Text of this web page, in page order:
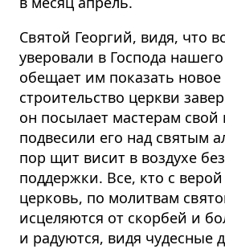
Святой Георгий, видя, что
уверовали в Господа
обещает им показать новое
строительство церкви
он посылает мастерам
подвесили его над святым
пор щит висит в воздухе
поддержки. Все, кто с
церковь, по молитвам
исцеляются от скорбей и
и радуются, видя чудесные